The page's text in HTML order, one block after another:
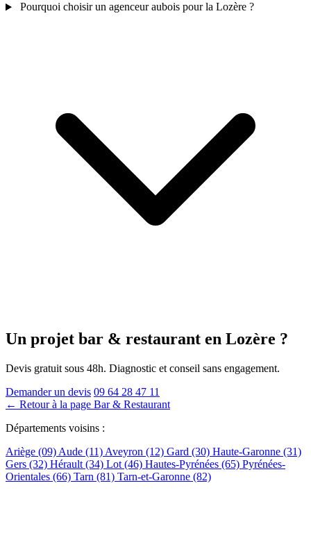
Pourquoi choisir un agenceur aubois pour la Lozère ?
Un projet bar & restaurant en Lozère ?
Devis gratuit sous 48h. Diagnostic et conseil sans engagement.
Demander un devis 09 64 28 47 11
← Retour à la page Bar & Restaurant
Départements voisins :
Ariège (09) Aude (11) Aveyron (12) Gard (30) Haute-Garonne (31)
Gers (32) Hérault (34) Lot (46) Hautes-Pyrénées (65) Pyrénées-
Orientales (66) Tarn (81) Tarn-et-Garonne (82)